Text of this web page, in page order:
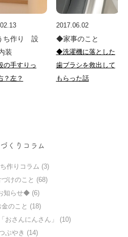
ち作り 設
装
手すりっ
？左？
2017.06.02
◆家事のこと
◆洗濯機に落とした
歯ブラシを救出して
もらった話
くりコラム
作りコラム (3)
けのこと (68)
知らせ◆ (6)
のこと (18)
おさんにんさん」 (10)
ぶやき (14)